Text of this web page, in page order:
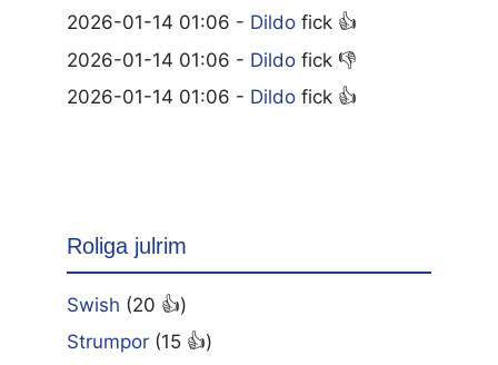
2026-01-14 01:06 - Dildo fick 👍
2026-01-14 01:06 - Dildo fick 👎
2026-01-14 01:06 - Dildo fick 👍
Roliga julrim
Swish (20 👍)
Strumpor (15 👍)